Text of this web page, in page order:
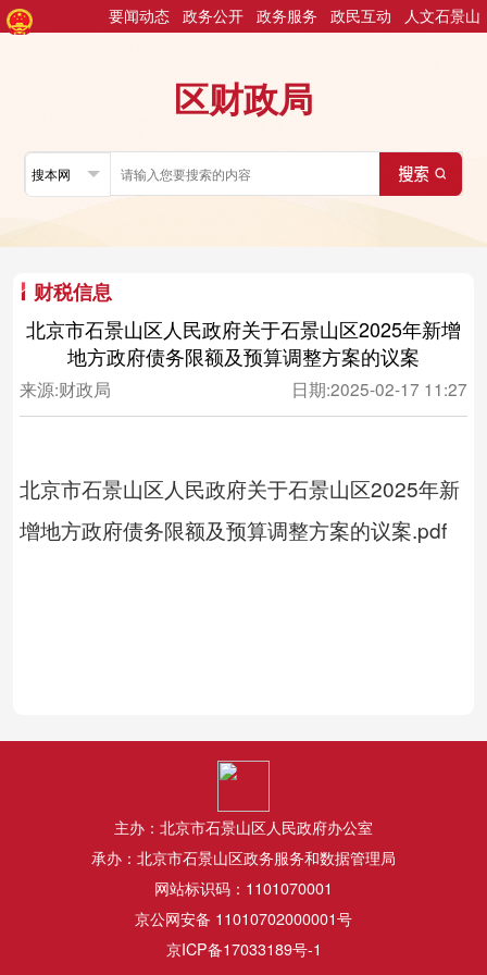
人文石景山
政民互动
政务服务
政务公开
要闻动态
区财政局
财税信息
北京市石景山区人民政府关于石景山区2025年新增
地方政府债务限额及预算调整方案的议案
来源:财政局 日期:2025-02-17 11:27
北京市石景山区人民政府关于石景山区2025年新
增地方政府债务限额及预算调整方案的议案.pdf
主办：北京市石景山区人民政府办公室
承办：北京市石景山区政务服务和数据管理局
网站标识码：1101070001
京公网安备 11010702000001号
京ICP备17033189号-1